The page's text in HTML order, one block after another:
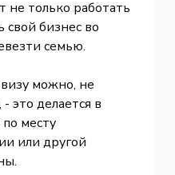
не только работать
свой бизнес во
семью.
можно, не
это делается в
месту
или другой